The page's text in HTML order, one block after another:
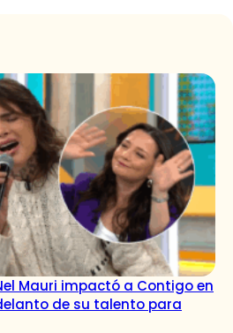
Mauri impactó a Contigo en
de su talento para